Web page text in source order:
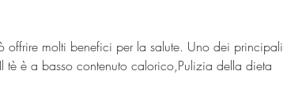
offrire molti benefici per la salute. Uno dei principali
è a basso contenuto calorico,Pulizia della dieta